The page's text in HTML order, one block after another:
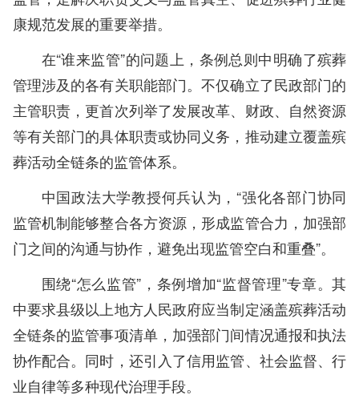
康规范发展的重要举措。
在“谁来监管”的问题上，条例总则中明确了殡葬
管理涉及的各有关职能部门。不仅确立了民政部门的
主管职责，更首次列举了发展改革、财政、自然资源
等有关部门的具体职责或协同义务，推动建立覆盖殡
葬活动全链条的监管体系。
中国政法大学教授何兵认为，“强化各部门协同
监管机制能够整合各方资源，形成监管合力，加强部
门之间的沟通与协作，避免出现监管空白和重叠”。
围绕“怎么监管”，条例增加“监督管理”专章。其
中要求县级以上地方人民政府应当制定涵盖殡葬活动
全链条的监管事项清单，加强部门间情况通报和执法
协作配合。同时，还引入了信用监管、社会监督、行
业自律等多种现代治理手段。